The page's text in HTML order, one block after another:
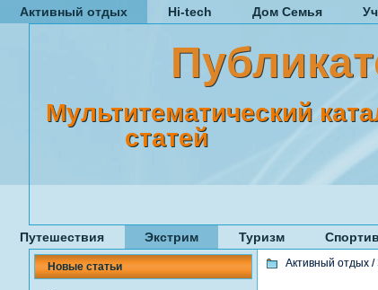
Активный отдых Hi-tech Дом Семья
Мультитематический
статей
Путешествия Экстрим Туризм
Новые статьи Активный отдых /